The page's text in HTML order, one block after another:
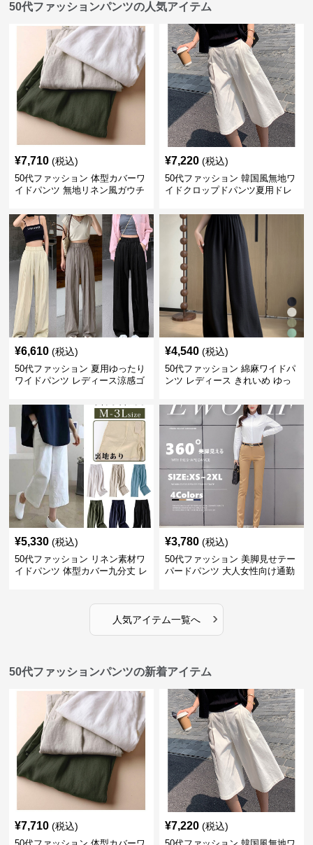
50代ファッションパンツの人気アイテム
¥7,710 (税込)
50代ファッション 体型カバーワ
イドパンツ 無地リネン風ガウチ
¥7,220 (税込)
50代ファッション 韓国風無地ワ
イドクロップドパンツ夏用ドレ
¥6,610 (税込)
50代ファッション 夏用ゆったり
ワイドパンツ レディース涼感ゴ
¥4,540 (税込)
50代ファッション 綿麻ワイドパ
ンツ レディース きれいめ ゆっ
¥5,330 (税込)
50代ファッション リネン素材ワ
イドパンツ 体型カバー九分丈 レ
¥3,780 (税込)
50代ファッション 美脚見せテー
パードパンツ 大人女性向け通勤
人気アイテム一覧へ ›
50代ファッションパンツの新着アイテム
¥7,710 (税込) ¥7,220 (税込)